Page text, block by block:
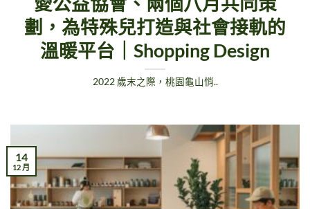
劃，為特殊兒打造與社會接軌的
溫暖平台｜Shopping Design
2022 歲末之際，桃園龜山悄..
14
12 月